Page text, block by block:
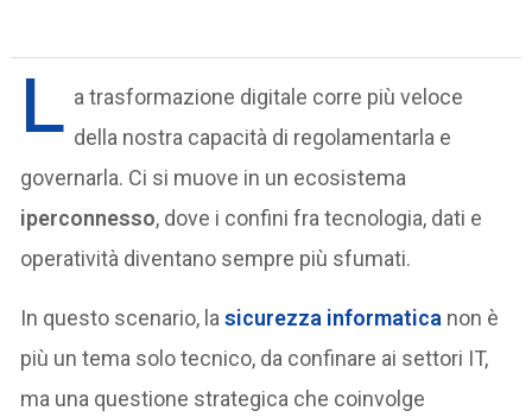
L a trasformazione digitale corre più veloce
della nostra capacità di regolamentarla e
governarla. Ci si muove in un ecosistema
iperconnesso, dove i confini fra tecnologia, dati e
operatività diventano sempre più sfumati.
In questo scenario, lasicurezza informatica non è
più un tema solo tecnico, da confinare ai settori IT,
ma una questione strategica che coinvolge